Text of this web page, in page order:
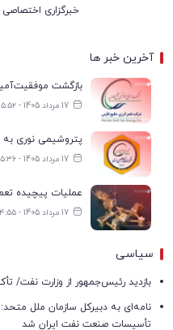
خبرگزاری
آخرین خبر ها
17 مرداد 1405 - ۱۵:۵۲
17 مرداد 1405 - ۱۵:۳۶
17 مرداد 1405 - ۱۴:۵۵
سیاسی
بازدید رئیس‌جمهور از وزارت نفت/
نامه‌ای به دبیرکل سازمان ملل
تأسیسات صنعت نفت ایران شد